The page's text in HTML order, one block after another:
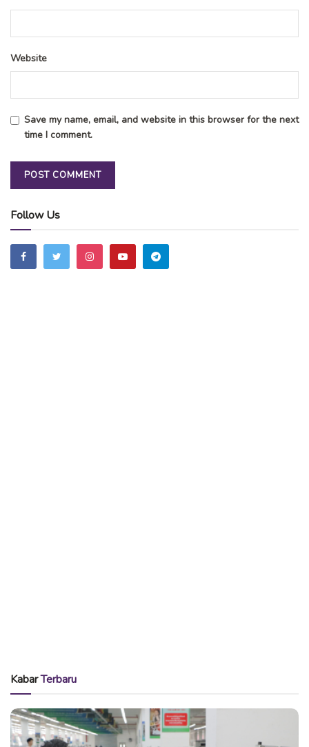
Website
Save my name, email, and website in this browser for the next
time I comment.
Follow Us
KabarTerbaru